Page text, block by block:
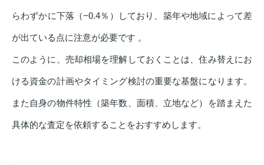
らわずかに下落（−0.4％）しており、築年や地域によって差
が出ている点に注意が必要です 。
このように、売却相場を理解しておくことは、住み替えにお
ける資金の計画やタイミング検討の重要な基盤になります。
また自身の物件特性（築年数、面積、立地など）を踏まえた
具体的な査定を依頼することをおすすめします。